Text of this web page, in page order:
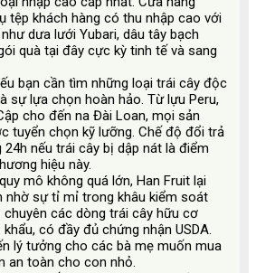
tệp khách hàng có thu nhập cao với
dưa lưới Yubari, dâu tây bạch
quà tại đây cực kỳ tinh tế và sang
bạn cần tìm những loại trái cây độc
sự lựa chọn hoàn hảo. Từ lựu Peru,
cho đến na Đài Loan, mọi sản
tuyển chọn kỹ lưỡng. Chế độ đổi trả
nếu trái cây bị dập nát là điểm
hiệu này.
mô không quá lớn, Han Fruit lại
nhờ sự tỉ mỉ trong khâu kiểm soát
chuyên các dòng trái cây hữu cơ
có đầy đủ chứng nhận USDA.
lý tưởng cho các bà mẹ muốn mua
an toàn cho con nhỏ.